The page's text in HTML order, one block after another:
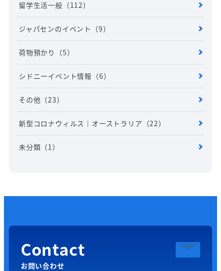
留学生活一般 （112）
ジャパセンのイベント （9）
荷物預かり （5）
シドニーイベント情報 （6）
その他 （23）
新型コロナウィルス｜オーストラリア （22）
未分類 （1）
Contact
お問い合わせ